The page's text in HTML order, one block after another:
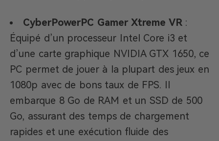
CyberPowerPC Gamer Xtreme VR:
Équipé d’un processeur Intel Core i3 et
d’une carte graphique NVIDIA GTX 1650, ce
PC permet de jouer à la plupart des jeux en
1080p avec de bons taux de FPS. Il
embarque 8 Go de RAM et un SSD de 500
Go, assurant des temps de chargement
rapides et une exécution fluide des